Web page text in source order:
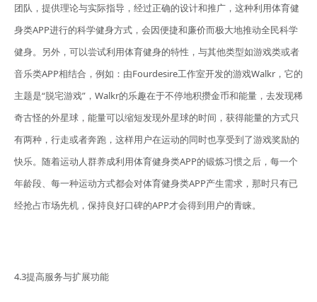
团队，提供理论与实际指导，经过正确的设计和推广，这种利用体育健
身类APP进行的科学健身方式，会因便捷和廉价而极大地推动全民科学
健身。另外，可以尝试利用体育健身的特性，与其他类型如游戏类或者
音乐类APP相结合，例如：由Fourdesire工作室开发的游戏Walkr，它的
主题是“脱宅游戏”，Walkr的乐趣在于不停地积攒金币和能量，去发现稀
奇古怪的外星球，能量可以缩短发现外星球的时间，获得能量的方式只
有两种，行走或者奔跑，这样用户在运动的同时也享受到了游戏奖励的
快乐。随着运动人群养成利用体育健身类APP的锻炼习惯之后，每一个
年龄段、每一种运动方式都会对体育健身类APP产生需求，那时只有已
经抢占市场先机，保持良好口碑的APP才会得到用户的青睐。
4.3提高服务与扩展功能